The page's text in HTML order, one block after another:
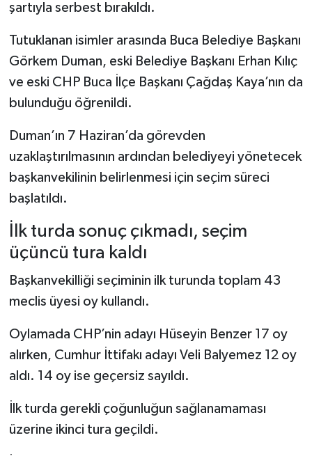
şartıyla serbest bırakıldı.
Tutuklanan isimler arasında Buca Belediye Başkanı
Görkem Duman, eski Belediye Başkanı Erhan Kılıç
ve eski CHP Buca İlçe Başkanı Çağdaş Kaya’nın da
bulunduğu öğrenildi.
Duman’ın 7 Haziran’da görevden
uzaklaştırılmasının ardından belediyeyi yönetecek
başkanvekilinin belirlenmesi için seçim süreci
başlatıldı.
İlk turda sonuç çıkmadı, seçim
üçüncü tura kaldı
Başkanvekilliği seçiminin ilk turunda toplam 43
meclis üyesi oy kullandı.
Oylamada CHP’nin adayı Hüseyin Benzer 17 oy
alırken, Cumhur İttifakı adayı Veli Balyemez 12 oy
aldı. 14 oy ise geçersiz sayıldı.
İlk turda gerekli çoğunluğun sağlanamaması
üzerine ikinci tura geçildi.